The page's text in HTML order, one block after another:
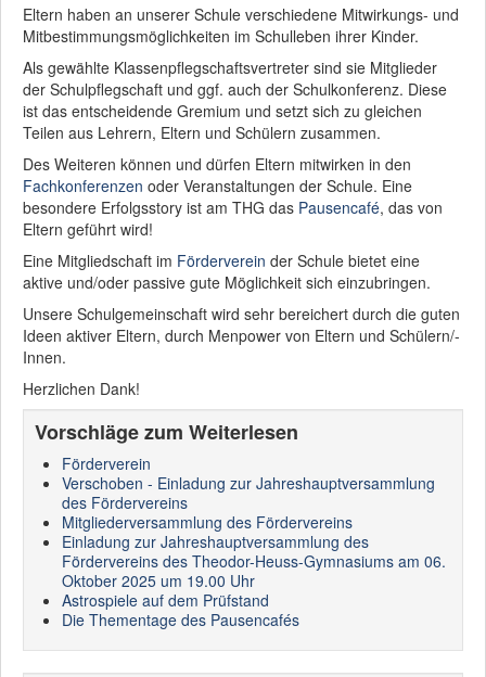
Eltern haben an unserer Schule verschiedene Mitwirkungs- und
Mitbestimmungsmöglichkeiten im Schulleben ihrer Kinder.
Als gewählte Klassenpflegschaftsvertreter sind sie Mitglieder
der Schulpflegschaft und ggf. auch der Schulkonferenz. Diese
ist das entscheidende Gremium und setzt sich zu gleichen
Teilen aus Lehrern, Eltern und Schülern zusammen.
Des Weiteren können und dürfen Eltern mitwirken in den
Fachkonferenzen oder Veranstaltungen der Schule. Eine
besondere Erfolgsstory ist am THG das Pausencafé, das von
Eltern geführt wird!
Eine Mitgliedschaft im Förderverein der Schule bietet eine
aktive und/oder passive gute Möglichkeit sich einzubringen.
Unsere Schulgemeinschaft wird sehr bereichert durch die guten
Ideen aktiver Eltern, durch Menpower von Eltern und Schülern/-
Innen.
Herzlichen Dank!
Vorschläge zum Weiterlesen
Förderverein
Verschoben - Einladung zur Jahreshauptversammlung
des Fördervereins
Mitgliederversammlung des Fördervereins
Einladung zur Jahreshauptversammlung des
Fördervereins des Theodor-Heuss-Gymnasiums am 06.
Oktober 2025 um 19.00 Uhr
Astrospiele auf dem Prüfstand
Die Thementage des Pausencafés